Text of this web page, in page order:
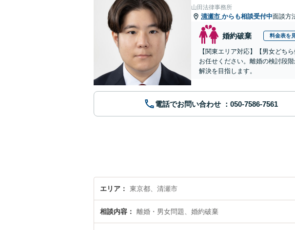
山田法律事務所
清瀬市 からも相談受付中面談方
婚約破棄 料金表を
【関東エリア対応】【男女どち
お任せください。離婚の検討段
解決を目指します。
電話でお問い合わせ
エリア 東京都、清瀬市
相談内容 離婚・男女問題、婚約破棄